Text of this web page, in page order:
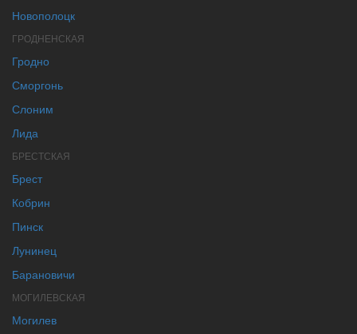
Новополоцк
ГРОДНЕНСКАЯ
Гродно
Сморгонь
Слоним
Лида
БРЕСТСКАЯ
Брест
Кобрин
Пинск
Лунинец
Барановичи
МОГИЛЕВСКАЯ
Могилев